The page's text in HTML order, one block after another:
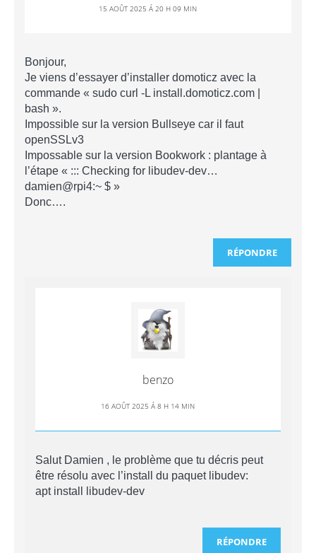
15 AOÛT 2025 Á 20 H 09 MIN
Bonjour,
Je viens d’essayer d’installer domoticz avec la
commande « sudo curl -L install.domoticz.com |
bash ».
Impossible sur la version Bullseye car il faut
openSSLv3
Impossable sur la version Bookwork : plantage à
l’étape « ::: Checking for libudev-dev…
damien@rpi4:~ $ »
Donc….
RÉPONDRE
benzo
16 AOÛT 2025 Á 8 H 14 MIN
Salut Damien , le problème que tu décris peut
être résolu avec l’install du paquet libudev:
apt install libudev-dev
RÉPONDRE